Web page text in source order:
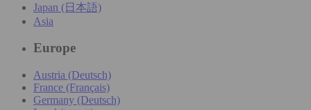
Japan (日本語)
Asia
Europe
Austria (Deutsch)
France (Français)
Germany (Deutsch)